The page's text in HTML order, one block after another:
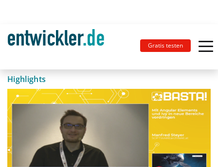
Gratis testen
Highlights